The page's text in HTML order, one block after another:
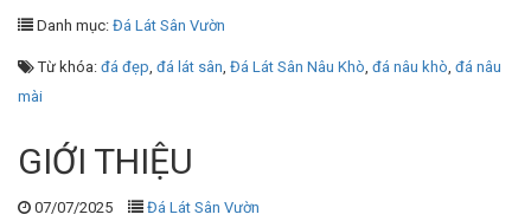
Danh mục: Đá Lát Sân Vườn
Từ khóa: đá đẹp, đá lát sân, Đá Lát Sân Nâu Khò, đá nâu khò, đá nâu
mài
GIỚI THIỆU
07/07/2025 Đá Lát Sân Vườn